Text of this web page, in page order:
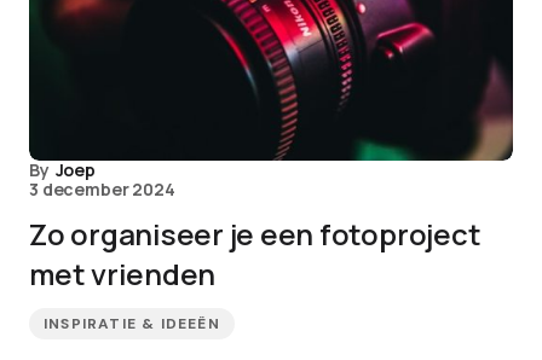
By Joep
3 december 2024
Zo organiseer je een fotoproject
met vrienden
INSPIRATIE & IDEEËN